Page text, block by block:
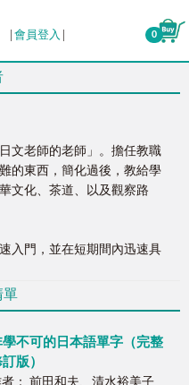
會員登入 0
文老師的老師」。擔任教職
的東西，簡化過後，教給學
文化、茶道、以及觀察路
入門，並在短期間內迅速具
單
學不可的日本語單字（完整
版）